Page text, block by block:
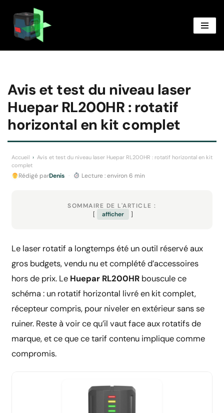
Aller
Avis et test du niveau laser
Huepar RL200HR : rotatif
horizontal en kit complet
Accueil › Avis et test du niveau laser Huepar RL200HR : rotatif horizontal en kit
complet
Rédigé parDenis · Lecture : environ 6 min
SOMMAIRE DE L'ARTICLE :
afficher
Le laser rotatif a longtemps été un outil réservé aux
gros budgets, vendu nu et complété d’accessoires
hors de prix. Le Huepar RL200HR bouscule ce
schéma : un rotatif horizontal livré en kit complet,
récepteur compris, pour niveler en extérieur sans se
ruiner. Reste à voir ce qu’il vaut face aux rotatifs de
marque, et ce que ce tarif contenu implique comme
compromis.